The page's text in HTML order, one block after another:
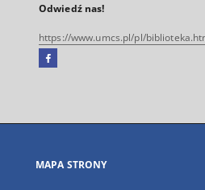
Odwiedź nas!
https://www.umcs.pl/pl/
Facebook
się
karcie
MAPA STRONY